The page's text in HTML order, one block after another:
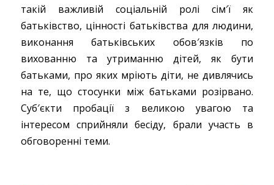
такій важливій соціальній ролі сім′ї як
батьківство, цінності батьківства для людини,
виконання батьківських обов′язків по
вихованню та утриманню дітей, як бути
батьками, про яких мріють діти, не дивлячись
на те, що стосунки між батьками розірвано.
Суб′єкти пробації з великою увагою та
інтересом сприйняли бесіду, брали участь в
обговоренні теми.